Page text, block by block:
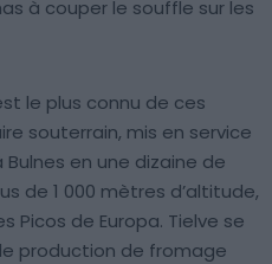
à couper le souffle sur les
le plus connu de ces
souterrain, mis en service
Bulnes en une dizaine de
de 1 000 mètres d’altitude,
Picos de Europa. Tielve se
production de fromage